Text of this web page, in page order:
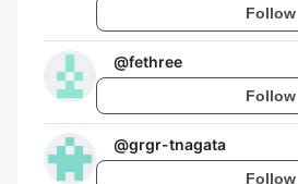
Follow
@fethree
Follow
@grgr-tnagata
Follow